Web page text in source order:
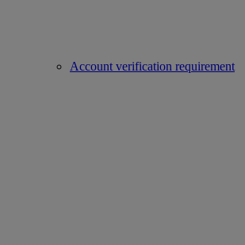
Account verification requirement